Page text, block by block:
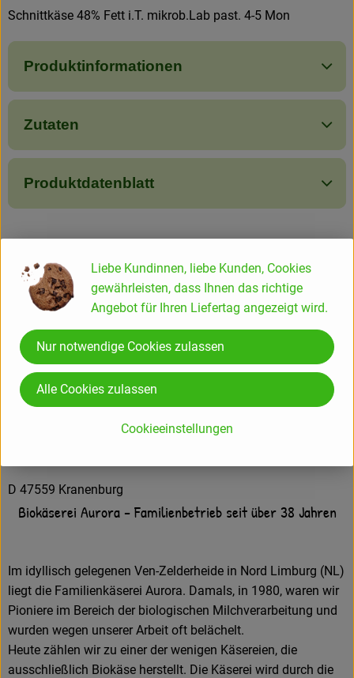
Schnittkäse 48% Fett i.T. mikrob.Lab past. 4-5 Mon
Produktinformationen
Zutaten
Produktdatenblatt
Herkunft
Hersteller: Aurora Gold
Deutschland
D 47559 Kranenburg
Biokäserei Aurora - Familienbetrieb seit über 38 Jahren
Im idyllisch gelegenen Ven-Zelderheide in Nord Limburg (NL)
liegt die Familienkäserei Aurora. Damals, in 1980, waren wir
Pioniere im Bereich der biologischen Milchverarbeitung und
wurden wegen unserer Arbeit oft belächelt.
Heute zählen wir zu einer der wenigen Käsereien, die
ausschließlich Biokäse herstellt. Die Käserei wird durch die
Liebe Kundinnen, liebe Kunden, Cookies
gewährleisten, dass Ihnen das richtige
Angebot für Ihren Liefertag angezeigt wird.
Cookieeinstellungen
Nur notwendige Cookies zulassen
Alle Cookies zulassen